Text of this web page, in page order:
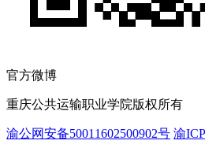
官方微博
重庆公共运输职业学院版权所有
渝公网安备50011602500902号 渝